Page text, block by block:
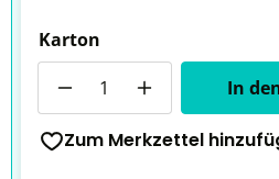
Karton
In
Zum Merkzettel